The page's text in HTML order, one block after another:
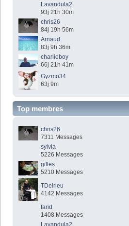
Lavandula2
93j 21h 30m
chris26
84j 19h 56m
Arnaud
83j 9h 36m
charlieboy
66j 21h 41m
Gyzmo34
63j 9m
Top membres
chris26
7311 Messages
sylvia
5226 Messages
gilles
5210 Messages
TDelrieu
4142 Messages
farid
1408 Messages